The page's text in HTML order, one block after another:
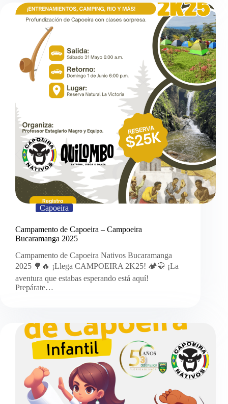
Capoeira
Campamento de Capoeira – Campoeira
Bucaramanga 2025
Campamento de Capoeira Nativos Bucaramanga
2025 🌳🔥 ¡Llega CAMPOEIRA 2K25! 🏕️🥋 ¡La
aventura que estabas esperando está aquí!
Prepárate…